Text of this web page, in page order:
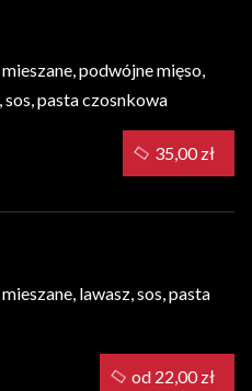
podwójne mięso,
sos, pasta czosnkowa
lawasz, sos, pasta